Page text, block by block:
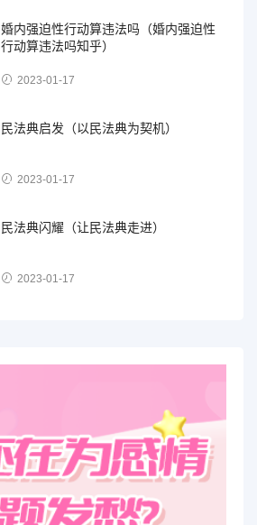
婚内强迫性行动算违法吗（婚内强迫性
行动算违法吗知乎）
2023-01-17
民法典启发（以民法典为契机）
2023-01-17
民法典闪耀（让民法典走进）
2023-01-17